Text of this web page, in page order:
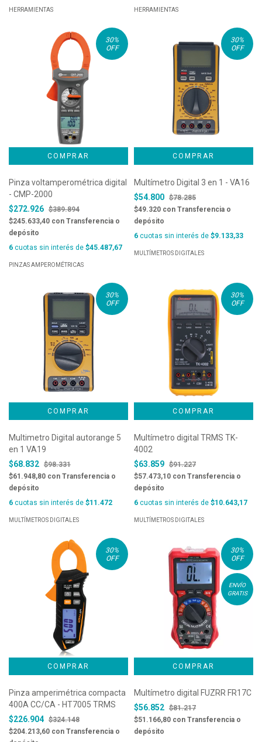
HERRAMIENTAS HERRAMIENTAS
30%
OFF
Pinza voltamperométrica digital
- CMP-2000
$272.926 $389.894
$245.633,40 con Transferencia o
depósito
6 cuotas sin interés de $45.487,67
PINZAS AMPEROMÉTRICAS
30%
OFF
Multímetro Digital 3 en 1 - VA16
$54.800 $78.285
$49.320 con Transferencia o
depósito
6 cuotas sin interés de $9.133,33
MULTÍMETROS DIGITALES
30%
OFF
Multimetro Digital autorange 5
en 1 VA19
$68.832 $98.331
$61.948,80 con Transferencia o
depósito
6 cuotas sin interés de $11.472
MULTÍMETROS DIGITALES
30%
OFF
Multímetro digital TRMS TK-
4002
$63.859 $91.227
$57.473,10 con Transferencia o
depósito
6 cuotas sin interés de $10.643,17
MULTÍMETROS DIGITALES
30%
OFF
Pinza amperimétrica compacta
400A CC/CA - HT7005 TRMS
$226.904 $324.148
$204.213,60 con Transferencia o
30%
OFF
ENVÍO
GRATIS
Multímetro digital FUZRR FR17C
$56.852 $81.217
$51.166,80 con Transferencia o
depósito